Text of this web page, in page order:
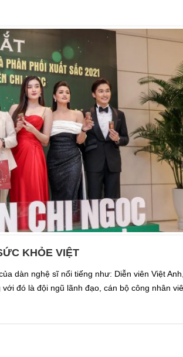
KHỎE VIỆT
dàn nghệ sĩ nổi tiếng như: Diễn viên Việt
đó là đội ngũ lãnh đạo, cán bộ công nhân